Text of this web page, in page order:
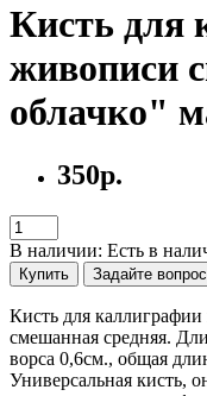
Кисть для
живописи
облачко"
350р.
В наличии: Есть в
Купить Задайте
Кисть для
смешанная средняя.
ворса 0,6см., общая
Универсальная кисть,